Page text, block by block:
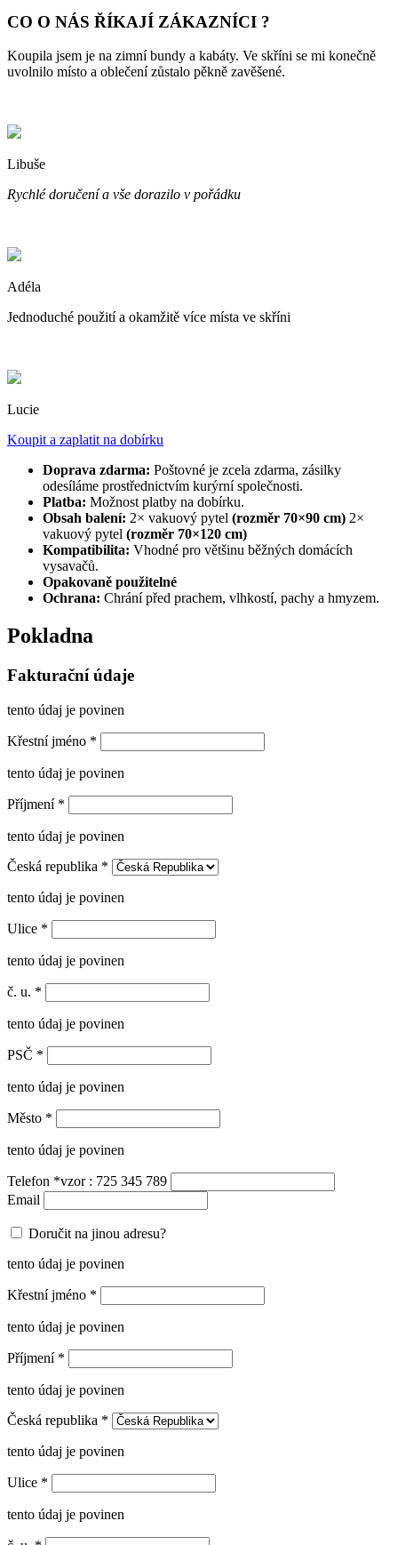
CO O NÁS ŘÍKAJÍ ZÁKAZNÍCI ?
Koupila jsem je na zimní bundy a kabáty. Ve skříni se mi konečně
uvolnilo místo a oblečení zůstalo pěkně zavěšené.
Libuše
Rychlé doručení a vše dorazilo v pořádku
Adéla
Jednoduché použití a okamžitě více místa ve skříni
Lucie
Koupit a zaplatit na dobírku
Doprava zdarma: Poštovné je zcela zdarma, zásilky
odesíláme prostřednictvím kurýrní společnosti.
Platba: Možnost platby na dobírku.
Obsah balení: 2× vakuový pytel (rozměr 70×90 cm) 2×
vakuový pytel (rozměr 70×120 cm)
Kompatibilita: Vhodné pro většinu běžných domácích
vysavačů.
Opakovaně použitelné
Ochrana: Chrání před prachem, vlhkostí, pachy a hmyzem.
Pokladna
Fakturační údaje
tento údaj je povinen
Křestní jméno *
tento údaj je povinen
Příjmení *
tento údaj je povinen
Česká republika *
tento údaj je povinen
Ulice *
tento údaj je povinen
č. u. *
tento údaj je povinen
PSČ *
tento údaj je povinen
Město *
tento údaj je povinen
Telefon *vzor : 725 345 789
Email
Doručit na jinou adresu?
tento údaj je povinen
Křestní jméno *
tento údaj je povinen
Příjmení *
tento údaj je povinen
Česká republika *
tento údaj je povinen
Ulice *
tento údaj je povinen